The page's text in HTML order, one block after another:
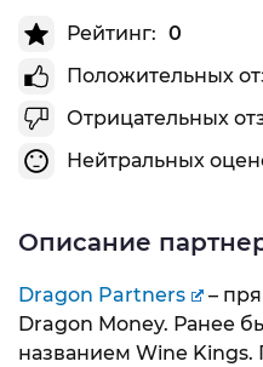
Рейтинг: 0
Положительных
Отрицательных
Нейтральных
Описание
Dragon Partners
–
Dragon Money. Ранее
названием Wine